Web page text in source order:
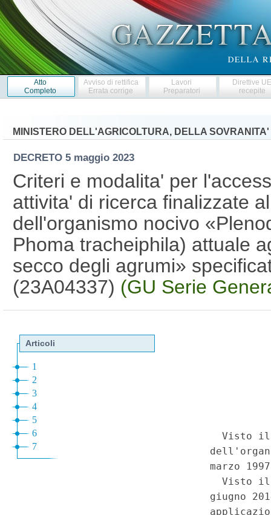
Atto
Completo
Avviso di rettifica
Errata corrige
Lavori
Preparatori
Direttive
recepite
MINISTERO DELL'AGRICOLTURA, DELLA
DECRETO 5 maggio 2023
Criteri e modalita' per
attivita' di ricerca finalizzate
dell'organismo nocivo
Phoma tracheiphila) attuale
secco degli agrumi»
(23A04337) (GU Serie